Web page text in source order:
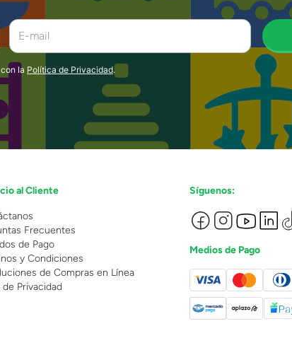
la Política de Privacidad.
al Cliente
Frecuentes
de Pago
y Condiciones
de Compras en Línea
de Privacidad
Síguenos:
Medios de Pago